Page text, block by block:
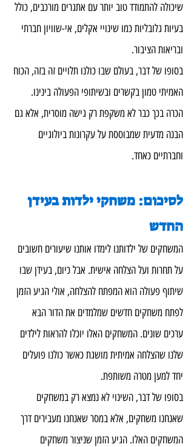
שיכולה להתמודד טוב יותר עם אתגרים מורכבים, כולל
בעיות גלובליות כמו שינויי אקלים, אי-שוויון חברתי
ובריאות הציבור.
בסופו של דבר, בעולם שבו כולנו תלויים זה בזה, הכוח
האמיתי טמון בקשרים ובשיתופי הפעולה בינינו.
הכרה בכך כבר לא משקפת רק גישה מוסרית, אלא גם
הבנה מדעית שמבוססת על עקרונות ביולוגיים
וחברתיים כאחד.
לסיכום: משחקי ילדות בעידן
החדש
המשחקים של ילדותנו לימדו אותנו שיעורים חשובים
על תחרות ועל הצלחה אישית. אבל כיום, בעידן שבו
שיתוף פעולה הוא המפתח להצלחה, אולי הגיע הזמן
לפתח משחקים חדשים שמלמדים את הדור הבא
ערכים שונים. המשחקים האלו יוכלו להראות לילדים
שלנו שהצלחה אמיתית מושגת כאשר כולנו פועלים
יחד למען מטרה משותפת.
בסופו של דבר, השינוי לא נמצא רק במשחקים
שאנחנו משחקים, אלא במסר שאנחנו מעבירים דרך
המשחקים האלו. הגיע הזמן שניצור משחקים